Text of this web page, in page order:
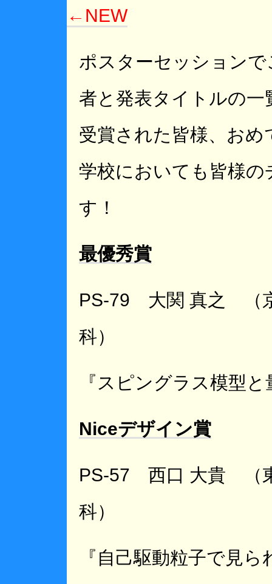
←NEW
ポスターセッション
者と発表タイトルの一
受賞された皆様、お
学校においても皆様
す！
最優秀賞
PS-79 大関 真之 （
科）
『スピングラス模型
Niceデザイン賞
PS-57 西口 大貴 （
科）
『自己駆動粒子で見